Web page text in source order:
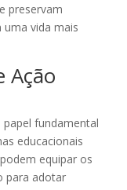
preservam
vida mais
Ação
fundamental
educacionais
equipar os
para adotar